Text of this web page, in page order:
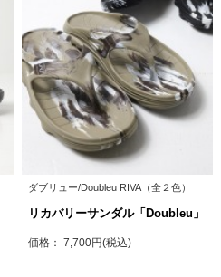
ダブリュー/Doubleu RIVA（全２色）
リカバリーサンダル「Doubleu」
価格： 7,700円(税込)